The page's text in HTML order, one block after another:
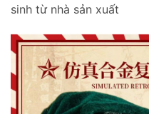
sinh từ nhà sản xuất